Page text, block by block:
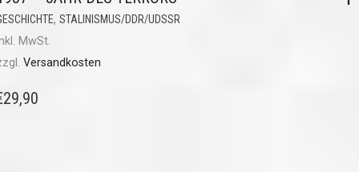
, STALINISMUS/DDR/UDSSR
MwSt.
Versandkosten
29,90